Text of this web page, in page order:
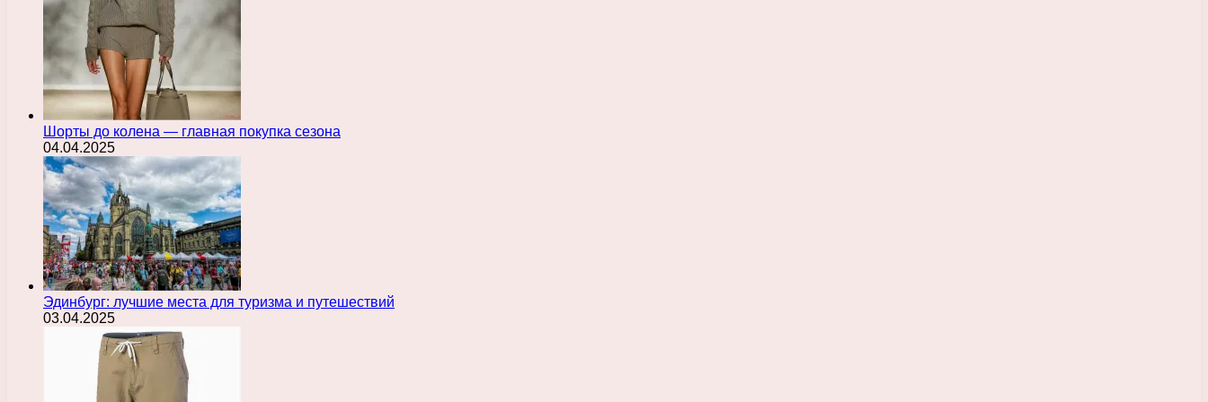
Шорты до колена — главная покупка сезона
04.04.2025
Эдинбург: лучшие места для туризма и путешествий
03.04.2025